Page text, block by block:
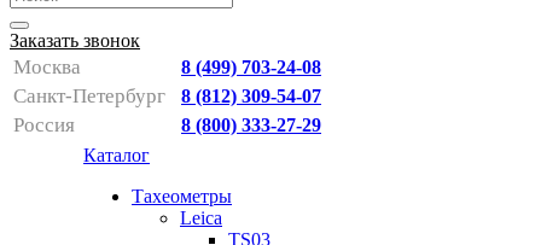
Заказать звонок
Москва 8 (499) 703-24-08
Санкт-Петербург 8 (812) 309-54-07
Россия 8 (800) 333-27-29
Каталог
Тахеометры
Leica
TS03